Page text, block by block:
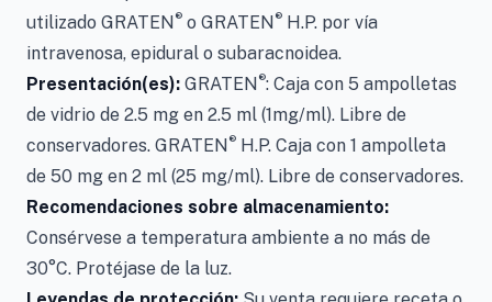
utilizado GRATEN® o GRATEN® H.P. por vía
intravenosa, epidural o subaracnoidea.
Presentación(es): GRATEN®: Caja con 5 ampolletas
de vidrio de 2.5 mg en 2.5 ml (1mg/ml). Libre de
conservadores. GRATEN® H.P. Caja con 1 ampolleta
de 50 mg en 2 ml (25 mg/ml). Libre de conservadores.
Recomendaciones sobre almacenamiento:
Consérvese a temperatura ambiente a no más de
30°C. Protéjase de la luz.